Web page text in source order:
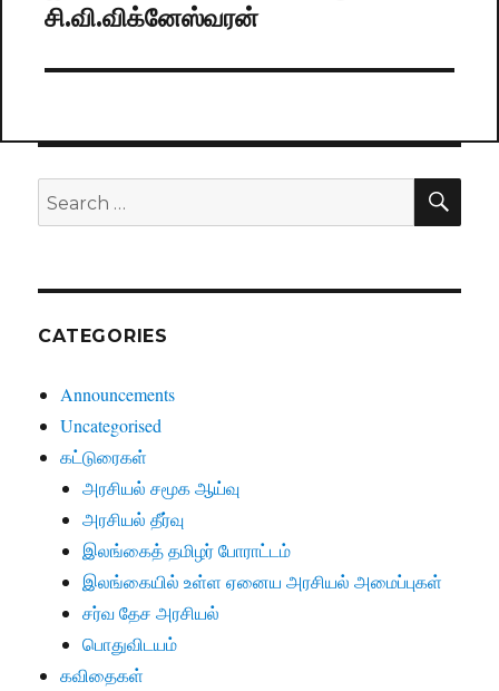
சி.வி.விக்னேஸ்வரன்
Search
for:
CATEGORIES
Announcements
Uncategorised
கட்டுரைகள்
அரசியல் சமூக ஆய்வு
அரசியல் தீர்வு
இலங்கைத் தமிழர் போராட்டம்
இலங்கையில் உள்ள ஏனைய அரசியல் அமைப்புகள்
சர்வ தேச அரசியல்
பொதுவிடயம்
கவிதைகள்